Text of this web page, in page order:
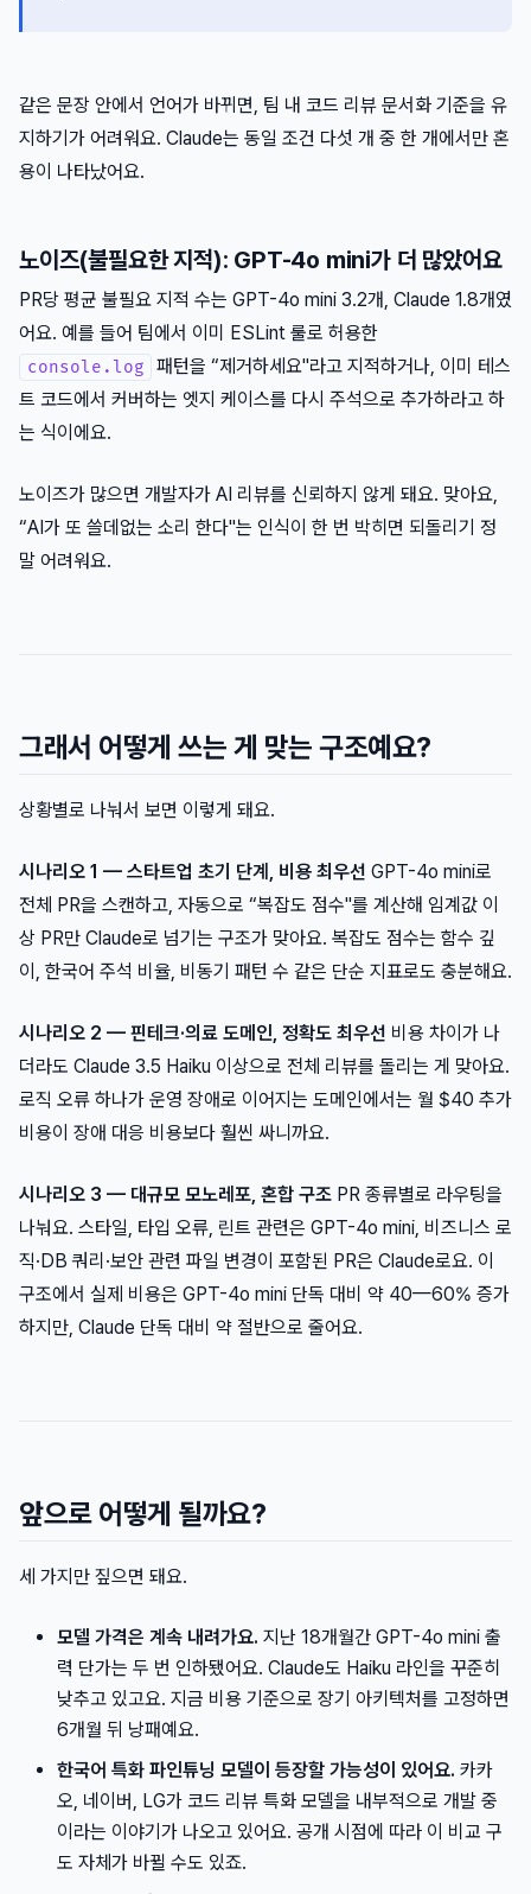
같은 문장 안에서 언어가 바뀌면, 팀 내 코드 리뷰 문서화 기준을 유
지하기가 어려워요. Claude는 동일 조건 다섯 개 중 한 개에서만 혼
용이 나타났어요.
노이즈(불필요한 지적): GPT-4o mini가 더 많았어요
PR당 평균 불필요 지적 수는 GPT-4o mini 3.2개, Claude 1.8개였
어요. 예를 들어 팀에서 이미 ESLint 룰로 허용한
console.log
패턴을 “제거하세요"라고 지적하거나, 이미 테스
트 코드에서 커버하는 엣지 케이스를 다시 주석으로 추가하라고 하
는 식이에요.
노이즈가 많으면 개발자가 AI 리뷰를 신뢰하지 않게 돼요. 맞아요,
“AI가 또 쓸데없는 소리 한다"는 인식이 한 번 박히면 되돌리기 정
말 어려워요.
그래서 어떻게 쓰는 게 맞는 구조예요?
상황별로 나눠서 보면 이렇게 돼요.
시나리오 1 — 스타트업 초기 단계, 비용 최우선 GPT-4o mini로
전체 PR을 스캔하고, 자동으로 “복잡도 점수"를 계산해 임계값 이
상 PR만 Claude로 넘기는 구조가 맞아요. 복잡도 점수는 함수 깊
이, 한국어 주석 비율, 비동기 패턴 수 같은 단순 지표로도 충분해요.
시나리오 2 — 핀테크·의료 도메인, 정확도 최우선 비용 차이가 나
더라도 Claude 3.5 Haiku 이상으로 전체 리뷰를 돌리는 게 맞아요.
로직 오류 하나가 운영 장애로 이어지는 도메인에서는 월 $40 추가
비용이 장애 대응 비용보다 훨씬 싸니까요.
시나리오 3 — 대규모 모노레포, 혼합 구조 PR 종류별로 라우팅을
나눠요. 스타일, 타입 오류, 린트 관련은 GPT-4o mini, 비즈니스 로
직·DB 쿼리·보안 관련 파일 변경이 포함된 PR은 Claude로요. 이
구조에서 실제 비용은 GPT-4o mini 단독 대비 약 40—60% 증가
하지만, Claude 단독 대비 약 절반으로 줄어요.
앞으로 어떻게 될까요?
세 가지만 짚으면 돼요.
모델 가격은 계속 내려가요. 지난 18개월간 GPT-4o mini 출
력 단가는 두 번 인하됐어요. Claude도 Haiku 라인을 꾸준히
낮추고 있고요. 지금 비용 기준으로 장기 아키텍처를 고정하면
6개월 뒤 낭패예요.
한국어 특화 파인튜닝 모델이 등장할 가능성이 있어요. 카카
오, 네이버, LG가 코드 리뷰 특화 모델을 내부적으로 개발 중
이라는 이야기가 나오고 있어요. 공개 시점에 따라 이 비교 구
도 자체가 바뀔 수도 있죠.